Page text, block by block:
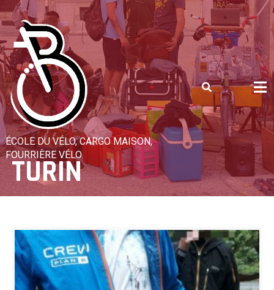
Skip
to
content
ÉCOLE DU VÉLO, CARGO MAISON,
FOURRIÈRE VÉLO
TURIN